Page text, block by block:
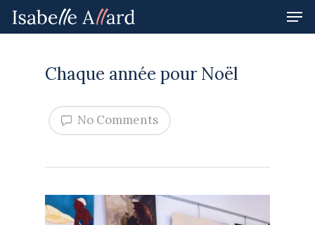
Chaque année pour Noël
No Comments